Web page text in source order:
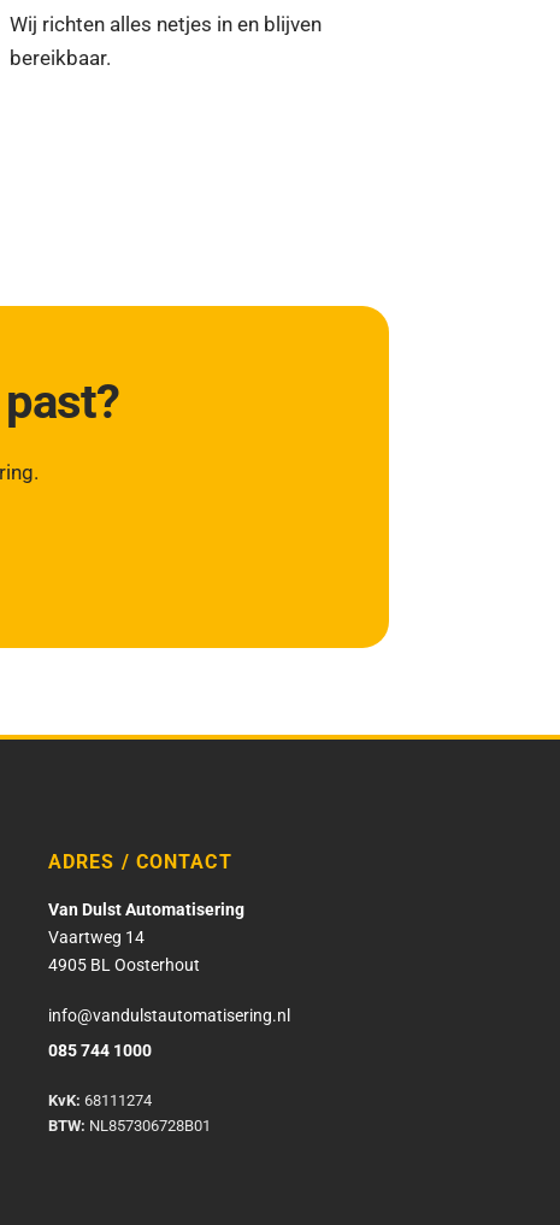
Wij richten alles netjes in en blijven
bereikbaar.
ADRES / CONTACT
Van Dulst Automatisering
Vaartweg 14
4905 BL Oosterhout
info@vandulstautomatisering.nl
085 744 1000
KvK: 68111274
BTW: NL857306728B01